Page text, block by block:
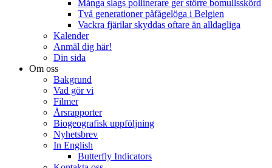
Många slags pollinerare ger större bomullsskörd
Två generationer påfågelöga i Belgien
Vackra fjärilar skyddas oftare än alldagliga
Kalender
Anmäl dig här!
Din sida
Om oss
Bakgrund
Vad gör vi
Filmer
Årsrapporter
Biogeografisk uppföljning
Nyhetsbrev
In English
Butterfly Indicators